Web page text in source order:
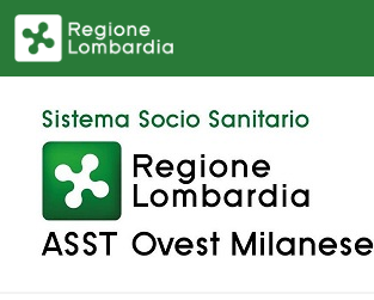
Salta al contenuto principale